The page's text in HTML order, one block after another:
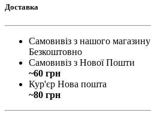
Доставка
Самовивіз з нашого магазину
Безкоштовно
Самовивіз з Нової Пошти
~60 грн
Кур'єр Нова пошта
~80 грн